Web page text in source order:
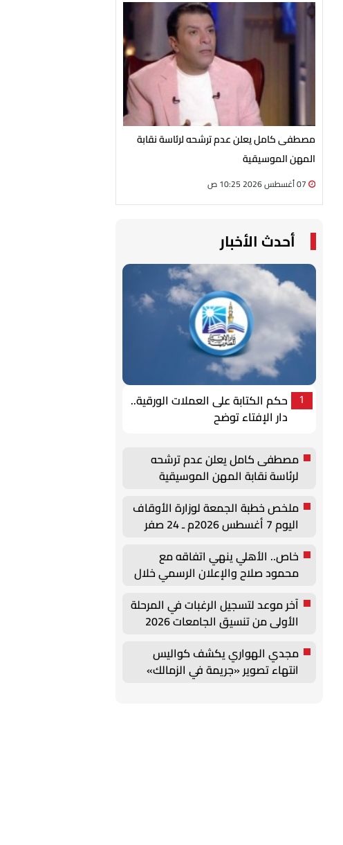
مصطفى كامل يعلن عدم ترشحه لرئاسة نقابة
المهن الموسيقية
أحدث الأخبار
1
حكم الكتابة على العملات الورقية..
دار الإفتاء توضح
مصطفى كامل يعلن عدم ترشحه
لرئاسة نقابة المهن الموسيقية
ملخص خطبة الجمعة لوزارة الأوقاف
اليوم 7 أغسطس 2026م ـ 24 صفر
خاص.. الأهلي ينهي اتفاقه مع
محمود صلاح والإعلان الرسمي خلال
آخر موعد لتسجيل الرغبات في المرحلة
الأولى من تنسيق الجامعات 2026
مجدي الهواري يكشف كواليس
انتهاء تصوير «جريمة في الزمالك»